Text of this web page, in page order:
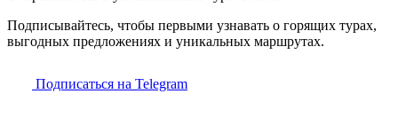
Подписывайтесь, чтобы первыми узнавать о горящих турах,
выгодных предложениях и уникальных маршрутах.
Подписаться на Telegram